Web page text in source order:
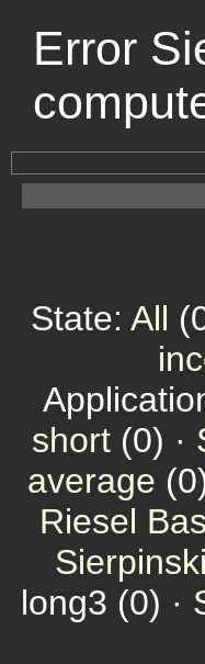
Error
State: All
short (0) ·
average
Riesel
long3 (0) ·